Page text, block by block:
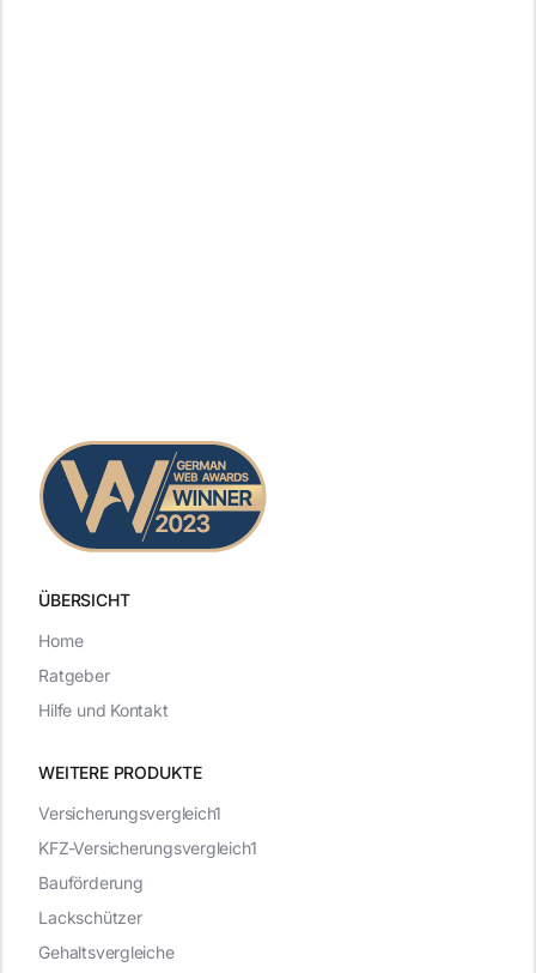
ÜBERSICHT
WEITERE PRODUKTE
Versicherungsvergleich1
KFZ-Versicherungsvergleich1
Bauförderung
Lackschützer
Gehaltsvergleiche
Home
Ratgeber
Hilfe und Kontakt